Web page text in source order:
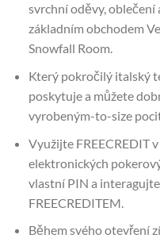
svrchní oděvy, oblečení
základním obchodem
Snowfall Room.
Který pokročilý italský
poskytuje a můžete
vyrobeným-to-size
Využijte FREECREDIT
elektronických
vlastní PIN a
FREECREDITEM.
Během svého otevření